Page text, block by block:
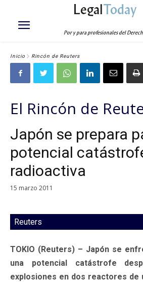
LegalToday
Por y para profesionales del
Inicio Rincón de Reuters
El Rincón de
Japón se prepara
potencial
radioactiva
15 marzo 2011
Reuters
TOKIO (Reuters) – Japón se
una potencial catástrofe
explosiones en dos reactores de